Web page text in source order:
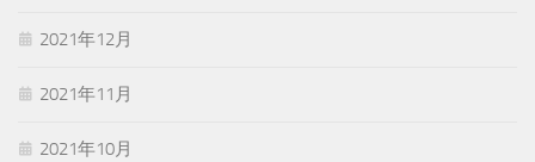
2021年12月
2021年11月
2021年10月